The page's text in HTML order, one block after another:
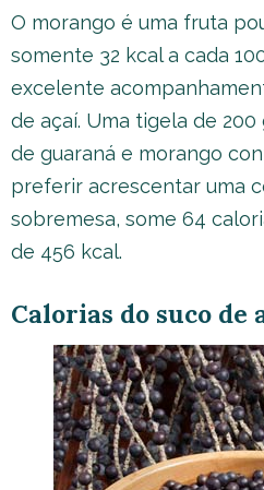
O morango é uma fruta
somente 32 kcal a cada
excelente
de açaí. Uma tigela de
de guaraná e morango
preferir acrescentar uma
sobremesa, some 64
de 456 kcal.
Calorias do suco de